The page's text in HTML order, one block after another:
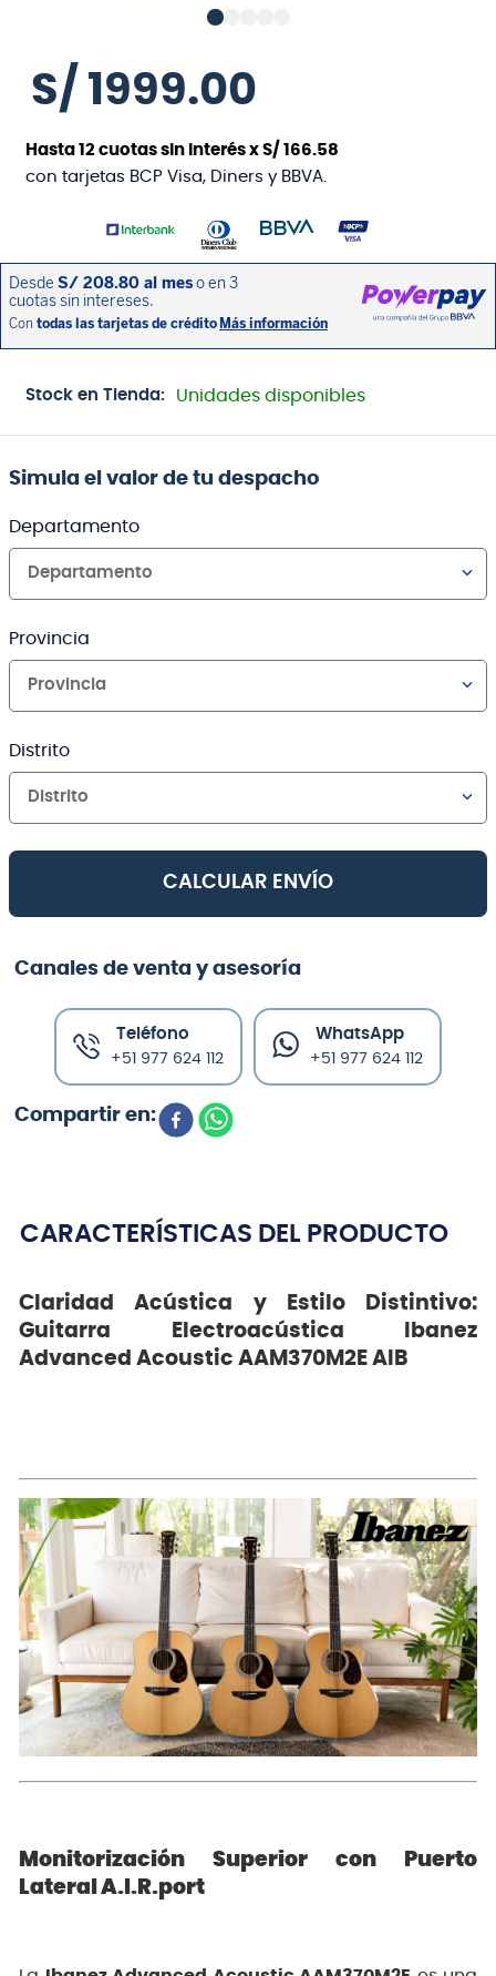
S/ 1999.00
Hasta12 cuotas sin interés xS/ 166.58
con tarjetas BCP Visa, Diners y BBVA.
Stock en Tienda: Unidades disponibles
Simula el valor de tu despacho
Departamento
Departamento
Provincia
Provincia
Distrito
Distrito
CALCULAR ENVÍO
Canales de venta y asesoría
Teléfono
+51 977 624 112
WhatsApp
+51 977 624 112
CARACTERÍSTICAS DEL PRODUCTO
Claridad Acústica y Estilo Distintivo:
Guitarra Electroacústica Ibanez
Advanced Acoustic AAM370M2E AIB
Monitorización Superior con Puerto
Lateral A.I.R.port